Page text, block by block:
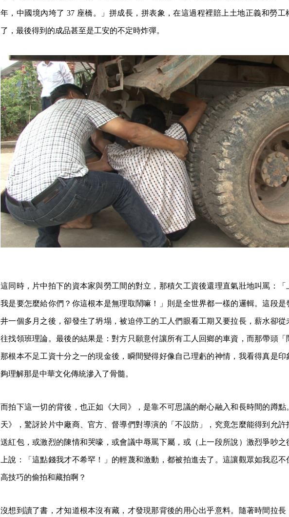
年，中國境內垮了 37 座橋。」拼成長，拼表象，在這過程裡賠上土地正義和勞工
了，最後得到的成品甚至是工安的不定時炸彈。
這同時，片中拍下的資本家與勞工間的對立，那積欠工資後還理直氣壯地叫罵：「
我是要怎麼給你們？你這根本是無理取鬧嘛！」則是全世界都一樣的邏輯。這段是
井一個多月之後，卻發生了坍塌，被迫停工的工人們眼看工期又要拉長，薪水卻從
往找領班理論。最後的結果是：對方只願意付讓所有工人回鄉的車資，而那帶頭「
那根本不足工資十分之一的現金後，瞬間變得好像自己理虧的神情，我看得真是印
夠理解那是中華文化傳統滲入了骨髓。
而拍下這一切的背後，也正如《大同》，是靠不可思議的耐心融入和長時間的蹲點
天》，驚訝於片中廠商、官方、督導們對導演的「不設防」，究竟怎麼能得到允許
送紅包，或激烈的陳情和哭嚎，或會議中辱罵下屬，或（上一段所說）激烈爭吵之
上說：「這點錢我才不希罕！」的輕蔑和激動，都被拍進去了。這讓觀眾如我忍不
高技巧的偷拍和藏拍啊？
沒想到讀了書，才知道根本沒有藏，才發現那背後的用心出乎意料。隨著時間拉長